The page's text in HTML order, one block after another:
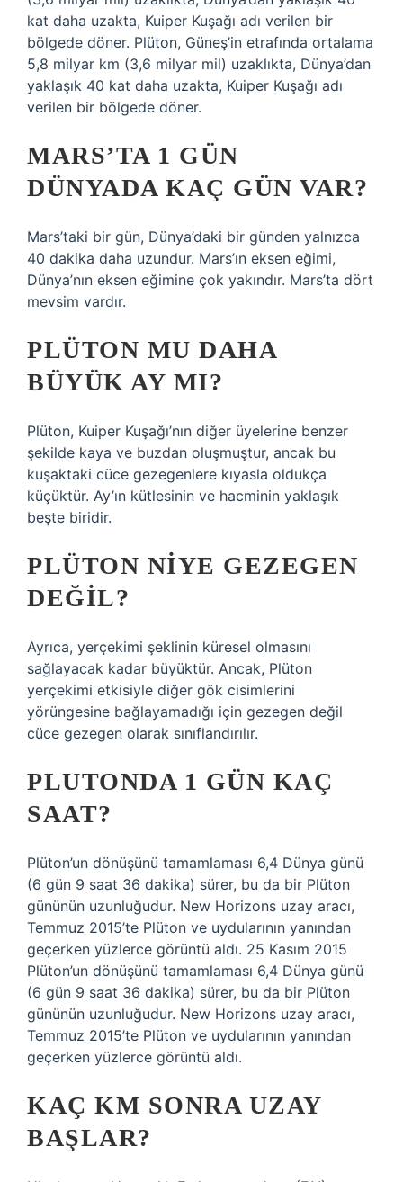
kat daha uzakta, Kuiper Kuşağı adı verilen bir
bölgede döner. Plüton, Güneş’in etrafında ortalama
5,8 milyar km (3,6 milyar mil) uzaklıkta, Dünya’dan
yaklaşık 40 kat daha uzakta, Kuiper Kuşağı adı
verilen bir bölgede döner.
MARS’TA 1 GÜN
DÜNYADA KAÇ GÜN VAR?
Mars’taki bir gün, Dünya’daki bir günden yalnızca
40 dakika daha uzundur. Mars’ın eksen eğimi,
Dünya’nın eksen eğimine çok yakındır. Mars’ta dört
mevsim vardır.
PLÜTON MU DAHA
BÜYÜK AY MI?
Plüton, Kuiper Kuşağı’nın diğer üyelerine benzer
şekilde kaya ve buzdan oluşmuştur, ancak bu
kuşaktaki cüce gezegenlere kıyasla oldukça
küçüktür. Ay’ın kütlesinin ve hacminin yaklaşık
beşte biridir.
PLÜTON NIYE GEZEGEN
DEĞIL?
Ayrıca, yerçekimi şeklinin küresel olmasını
sağlayacak kadar büyüktür. Ancak, Plüton
yerçekimi etkisiyle diğer gök cisimlerini
yörüngesine bağlayamadığı için gezegen değil
cüce gezegen olarak sınıflandırılır.
PLUTONDA 1 GÜN KAÇ
SAAT?
Plüton’un dönüşünü tamamlaması 6,4 Dünya günü
(6 gün 9 saat 36 dakika) sürer, bu da bir Plüton
gününün uzunluğudur. New Horizons uzay aracı,
Temmuz 2015’te Plüton ve uydularının yanından
geçerken yüzlerce görüntü aldı. 25 Kasım 2015
Plüton’un dönüşünü tamamlaması 6,4 Dünya günü
(6 gün 9 saat 36 dakika) sürer, bu da bir Plüton
gününün uzunluğudur. New Horizons uzay aracı,
Temmuz 2015’te Plüton ve uydularının yanından
geçerken yüzlerce görüntü aldı.
KAÇ KM SONRA UZAY
BAŞLAR?